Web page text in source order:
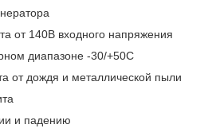
от 140В входного напряжения
диапазоне -30/+50С
от дождя и металлической пыли
и падению